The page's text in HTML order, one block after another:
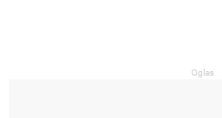
Oglas